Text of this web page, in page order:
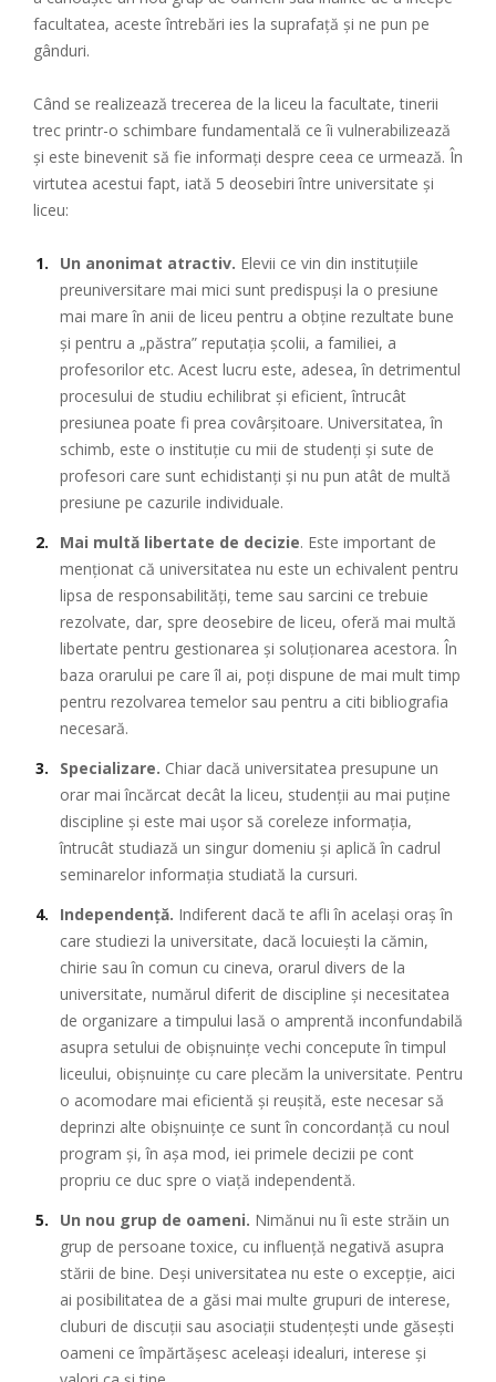
facultatea, aceste întrebări ies la suprafață și ne pun pe
gânduri.
Când se realizează trecerea de la liceu la facultate, tinerii
trec printr-o schimbare fundamentală ce îi vulnerabilizează
și este binevenit să fie informați despre ceea ce urmează. În
virtutea acestui fapt, iată 5 deosebiri între universitate și
liceu:
Un anonimat atractiv. Elevii ce vin din instituțiile
preuniversitare mai mici sunt predispuși la o presiune
mai mare în anii de liceu pentru a obține rezultate bune
și pentru a „păstra” reputația școlii, a familiei, a
profesorilor etc. Acest lucru este, adesea, în detrimentul
procesului de studiu echilibrat și eficient, întrucât
presiunea poate fi prea covârșitoare. Universitatea, în
schimb, este o instituție cu mii de studenți și sute de
profesori care sunt echidistanți și nu pun atât de multă
presiune pe cazurile individuale.
Mai multă libertate de decizie. Este important de
menționat că universitatea nu este un echivalent pentru
lipsa de responsabilități, teme sau sarcini ce trebuie
rezolvate, dar, spre deosebire de liceu, oferă mai multă
libertate pentru gestionarea și soluționarea acestora. În
baza orarului pe care îl ai, poți dispune de mai mult timp
pentru rezolvarea temelor sau pentru a citi bibliografia
necesară.
Specializare. Chiar dacă universitatea presupune un
orar mai încărcat decât la liceu, studenții au mai puține
discipline și este mai ușor să coreleze informația,
întrucât studiază un singur domeniu și aplică în cadrul
seminarelor informația studiată la cursuri.
Independență. Indiferent dacă te afli în același oraș în
care studiezi la universitate, dacă locuiești la cămin,
chirie sau în comun cu cineva, orarul divers de la
universitate, numărul diferit de discipline și necesitatea
de organizare a timpului lasă o amprentă inconfundabilă
asupra setului de obișnuințe vechi concepute în timpul
liceului, obișnuințe cu care plecăm la universitate. Pentru
o acomodare mai eficientă și reușită, este necesar să
deprinzi alte obișnuințe ce sunt în concordanță cu noul
program și, în așa mod, iei primele decizii pe cont
propriu ce duc spre o viață independentă.
Un nou grup de oameni. Nimănui nu îi este străin un
grup de persoane toxice, cu influență negativă asupra
stării de bine. Deși universitatea nu este o excepție, aici
ai posibilitatea de a găsi mai multe grupuri de interese,
cluburi de discuții sau asociații studențești unde găsești
oameni ce împărtășesc aceleași idealuri, interese și